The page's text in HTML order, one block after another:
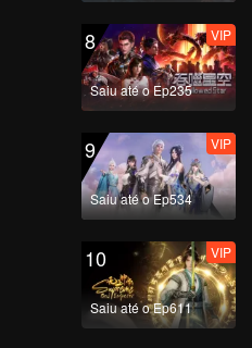
8
Saiu até o Ep235
VIP
9
Saiu até o Ep534
VIP
10
Saiu até o Ep611
VIP